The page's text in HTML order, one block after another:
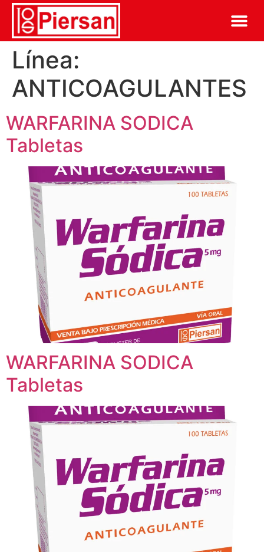
Línea:
ANTICOAGULANTES
WARFARINA SODICA
Tabletas
WARFARINA SODICA
Tabletas